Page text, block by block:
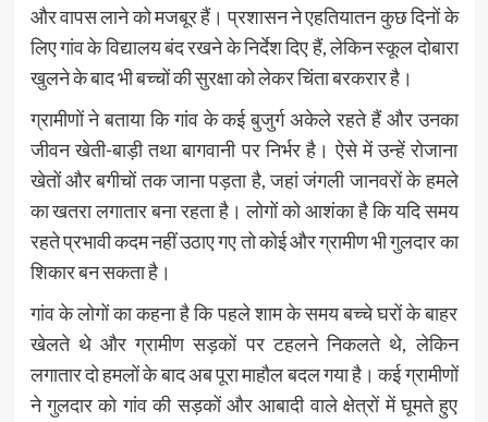
और वापस लाने को मजबूर हैं। प्रशासन ने एहतियातन कुछ दिनों के
लिए गांव के विद्यालय बंद रखने के निर्देश दिए हैं, लेकिन स्कूल दोबारा
खुलने के बाद भी बच्चों की सुरक्षा को लेकर चिंता बरकरार है।
ग्रामीणों ने बताया कि गांव के कई बुजुर्ग अकेले रहते हैं और उनका
जीवन खेती-बाड़ी तथा बागवानी पर निर्भर है। ऐसे में उन्हें रोजाना
खेतों और बगीचों तक जाना पड़ता है, जहां जंगली जानवरों के हमले
का खतरा लगातार बना रहता है। लोगों को आशंका है कि यदि समय
रहते प्रभावी कदम नहीं उठाए गए तो कोई और ग्रामीण भी गुलदार का
शिकार बन सकता है।
गांव के लोगों का कहना है कि पहले शाम के समय बच्चे घरों के बाहर
खेलते थे और ग्रामीण सड़कों पर टहलने निकलते थे, लेकिन
लगातार दो हमलों के बाद अब पूरा माहौल बदल गया है। कई ग्रामीणों
ने गुलदार को गांव की सड़कों और आबादी वाले क्षेत्रों में घूमते हुए